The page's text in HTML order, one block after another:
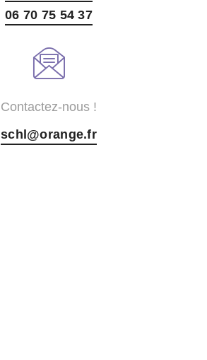
06 70 75 54 37
Contactez-nous !
schl@orange.fr